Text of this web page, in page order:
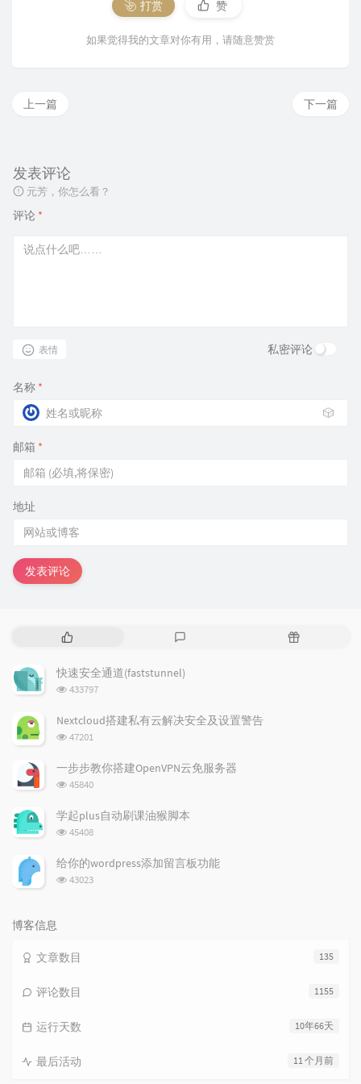
打赏 赞
如果觉得我的文章对你有用，请随意赞赏
下一篇
上一篇
发表评论
元芳，你怎么看？
评论 *
表情 私密评论
名称 *
🎲
邮箱 *
地址
发表评论
热
文
章
随
快速安全通道(faststunnel)
浏
次
433797
Nextcloud搭建私有云解决安全及设置警告
浏
次
数:
47201
一步步教你搭建OpenVPN云免服务器
浏
次
数:
45840
学起plus自动刷课油猴脚本
浏
次
数:
45408
给你的wordpress添加留言板功能
浏
43023
博客信息
135
文章数目
1155
评论数目
10年66天
运行天数
11 个月前
最后活动